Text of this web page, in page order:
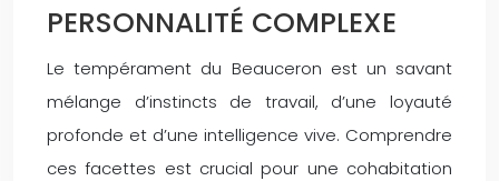
PERSONNALITÉ COMPLEXE
Le tempérament du Beauceron est un savant
mélange d’instincts de travail, d’une loyauté
profonde et d’une intelligence vive. Comprendre
ces facettes est crucial pour une cohabitation